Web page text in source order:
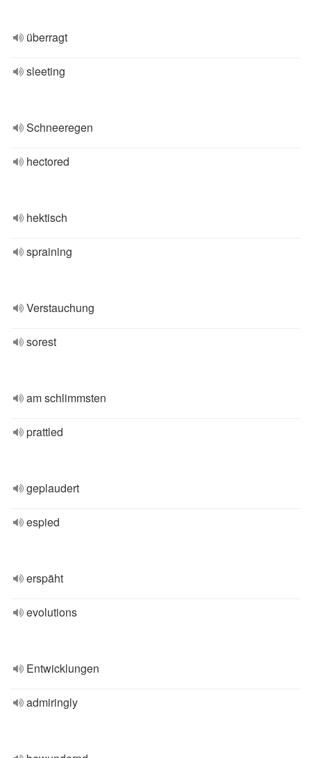
überragt
sleeting
Schneeregen
hectored
hektisch
spraining
Verstauchung
sorest
am schlimmsten
prattled
geplaudert
espied
erspäht
evolutions
Entwicklungen
admiringly